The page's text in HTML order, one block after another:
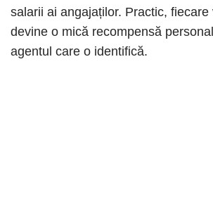
salarii ai angajaților. Practic, fiecare
devine o mică recompensă
agentul care o identifică.